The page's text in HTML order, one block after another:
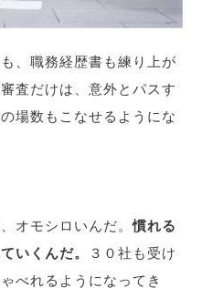
、職務経歴書も練り上が
査だけは、意外とパスす
場数もこなせるようにな
オモシロいんだ。慣れる
いくんだ。
３０社も受け
べれるようになってき